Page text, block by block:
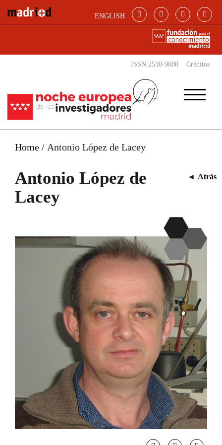
ENGLISH
ISSN 2530-9080 Créditos
Home / Antonio López de Lacey
Antonio López de
Lacey
◄ Atrás